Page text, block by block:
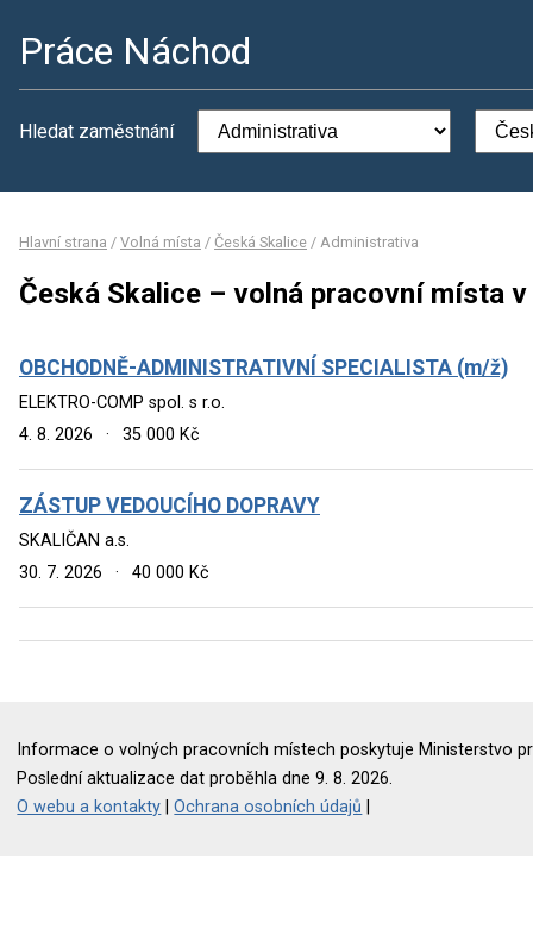
Práce Náchod
Hledat zaměstnání
Hlavní strana / Volná místa / Česká Skalice / Administrativa
Česká Skalice – volná pracovní místa
OBCHODNĚ-ADMINISTRATIVNÍ SPECIALISTA (m/ž)
ELEKTRO-COMP spol. s r.o.
4. 8. 2026
· 35 000 Kč
ZÁSTUP VEDOUCÍHO DOPRAVY
SKALIČAN a.s.
30. 7. 2026
· 40 000 Kč
Informace o volných pracovních místech poskytuje Ministerstvo
Poslední aktualizace dat proběhla dne 9. 8. 2026.
O webu a kontakty |Ochrana osobních údajů